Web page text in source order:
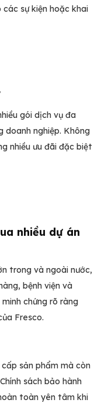
sự kiện hoặc khai
gói dịch vụ đa
doanh nghiệp. Không
nhiều ưu đãi đặc biệt
nhiều dự án
trong và ngoài nước,
bệnh viện và
chứng rõ ràng
Fresco.
sản phẩm mà còn
sách bảo hành
toàn yên tâm khi